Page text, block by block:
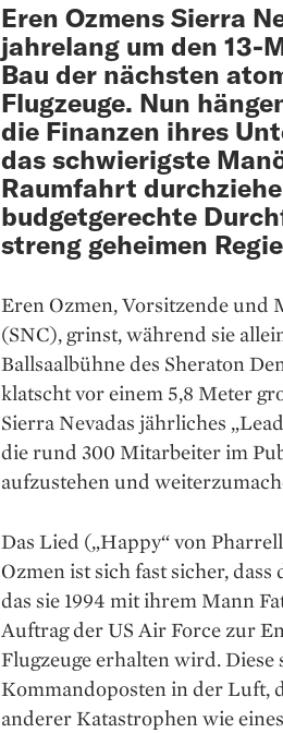
Eren Ozmens Sierra
jahrelang um den
Bau der nächsten
Flugzeuge. Nun
die Finanzen ihres
das schwierigste
Raumfahrt
budgetgerechte
streng geheimen
Eren Ozmen, Vorsitzende und
(SNC), grinst, während sie
Ballsaalbühne des ­Sheraton
klatscht vor einem 5,8 Meter
Sierra ­Nevadas jährliches
die rund 300 Mitarbeiter im
auf­zustehen und
Das Lied („Happy“ von
Ozmen ist sich fast sicher,
das sie 1994 mit ­ihrem Mann
Auftrag der US Air Force zur
Flugzeuge erhalten wird.
Kommando­posten in der Luft,
anderer Katas­trophen wie